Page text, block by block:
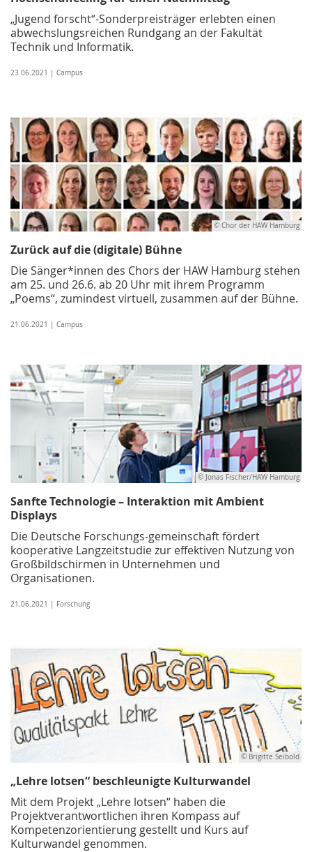
„Jugend forscht“-Sonderpreisträger erlebten einen
abwechslungsreichen Rundgang an der Fakultät
Technik und Informatik.
23.06.2021 | Campus
© Chor der HAW Hamburg
Zurück auf die (digitale) Bühne
Die Sänger*innen des Chors der HAW Hamburg stehen
am 25. und 26.6. ab 20 Uhr mit ihrem Programm
„Poems“, zumindest virtuell, zusammen auf der Bühne.
21.06.2021 | Campus
© Jonas Fischer/HAW Hamburg
Sanfte Technologie – Interaktion mit Ambient
Displays
Die Deutsche Forschungs-gemeinschaft fördert
kooperative Langzeitstudie zur effektiven Nutzung von
Großbildschirmen in Unternehmen und
Organisationen.
21.06.2021 | Forschung
© Brigitte Seibold
„Lehre lotsen“ beschleunigte Kulturwandel
Mit dem Projekt „Lehre lotsen“ haben die
Projektverantwortlichen ihren Kompass auf
Kompetenzorientierung gestellt und Kurs auf
Kulturwandel genommen.